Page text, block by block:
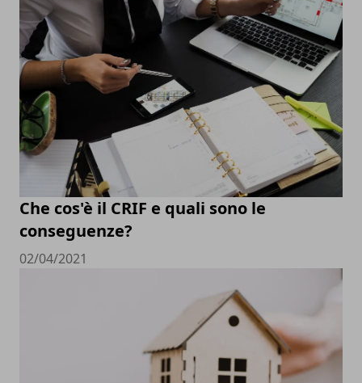
Che cos'è il CRIF e quali sono le
conseguenze?
02/04/2021